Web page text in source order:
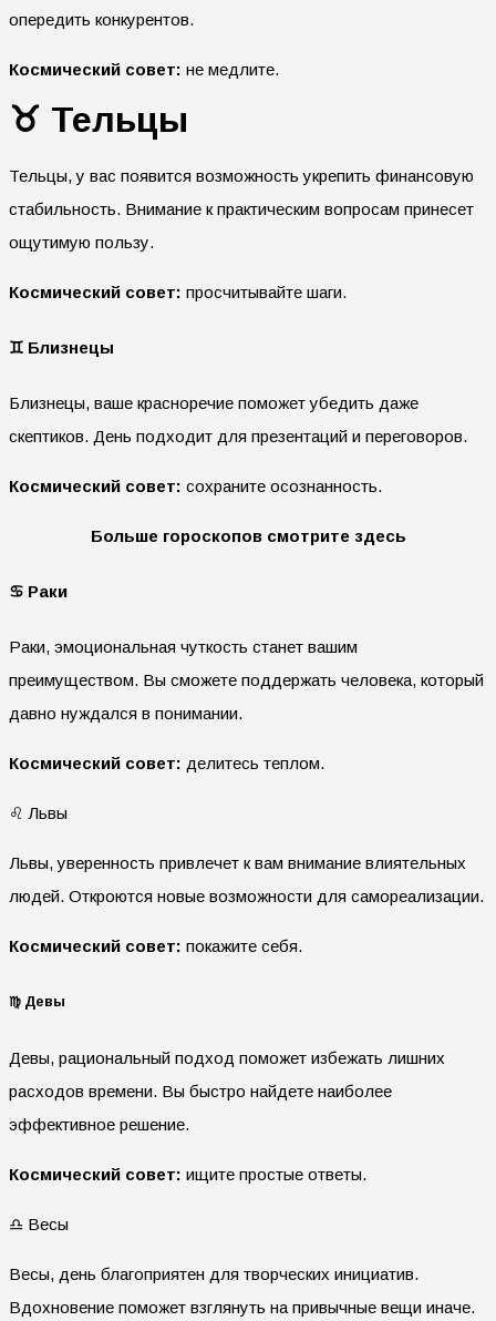
опередить конкурентов.
Космический совет: не медлите.
♉ Тельцы
Тельцы, у вас появится возможность укрепить финансовую
стабильность. Внимание к практическим вопросам принесет
ощутимую пользу.
Космический совет: просчитывайте шаги.
♊ Близнецы
Близнецы, ваше красноречие поможет убедить даже
скептиков. День подходит для презентаций и переговоров.
Космический совет: сохраните осознанность.
Больше гороскопов смотрите здесь
♋ Раки
Раки, эмоциональная чуткость станет вашим
преимуществом. Вы сможете поддержать человека, который
давно нуждался в понимании.
Космический совет: делитесь теплом.
♌ Львы
Львы, уверенность привлечет к вам внимание влиятельных
людей. Откроются новые возможности для самореализации.
Космический совет: покажите себя.
♍ Девы
Девы, рациональный подход поможет избежать лишних
расходов времени. Вы быстро найдете наиболее
эффективное решение.
Космический совет: ищите простые ответы.
♎ Весы
Весы, день благоприятен для творческих инициатив.
Вдохновение поможет взглянуть на привычные вещи иначе.